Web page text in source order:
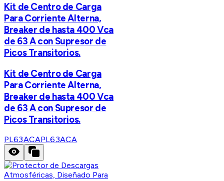
Kit de Centro de Carga
Para Corriente Alterna,
Breaker de hasta 400 Vca
de 63 A con Supresor de
Picos Transitorios.
Kit de Centro de Carga
Para Corriente Alterna,
Breaker de hasta 400 Vca
de 63 A con Supresor de
Picos Transitorios.
PL63ACAPL63ACA